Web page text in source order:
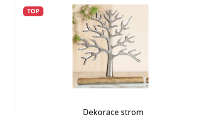
TOP
Dekorace strom